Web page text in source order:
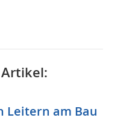
Leitern am Bau